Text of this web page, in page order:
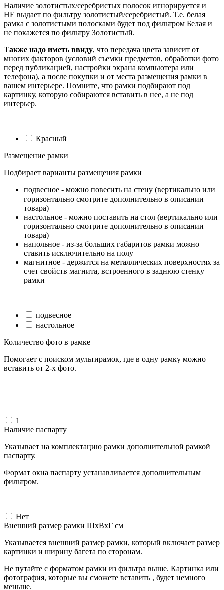
Наличие золотистых/серебристых полосок игнорируется и
НЕ выдает по фильтру золотистый/серебристый. Т.е. белая
рамка с золотистыми полосками будет под фильтром Белая и
не покажется по фильтру Золотистый.
Также надо иметь ввиду, что передача цвета зависит от
многих факторов (условий съемки предметов, обработки фото
перед публикацией, настройки экрана компьютера или
телефона), а после покупки и от места размещения рамки в
вашем интерьере. Помните, что рамки подбирают под
картинку, которую собираются вставить в нее, а не под
интерьер.
Красный
Размещение рамки
Подбирает варианты размещения рамки
подвесное - можно повесить на стену (вертикально или
горизонтально смотрите дополнительно в описании
товара)
настольное - можно поставить на стол (вертикально или
горизонтально смотрите дополнительно в описании
товара)
напольное - из-за больших габаритов рамки можно
ставить исключительно на полу
магнитное - держится на металлических поверхностях за
счет свойств магнита, встроенного в заднюю стенку
рамки
подвесное
настольное
Количество фото в рамке
Помогает с поиском мультирамок, где в одну рамку можно
вставить от 2-х фото.
1
Наличие паспарту
Указывает на комплектацию рамки дополнительной рамкой
паспарту.
Формат окна паспарту устанавливается дополнительным
фильтром.
Нет
Внешний размер рамки ШxВxГ см
Указывается внешний размер рамки, который включает размер
картинки и ширину багета по сторонам.
Не путайте с форматом рамки из фильтра выше. Картинка или
фотография, которые вы сможете вставить , будет немного
меньше.